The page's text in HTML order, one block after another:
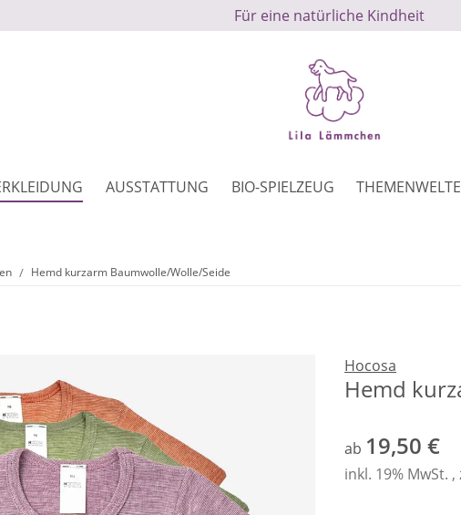
Für eine natürliche Kindheit
AUSSTATTUNG BIO-SPIELZEUG
Hemd kurzarm Baumwolle/Wolle/Seide
Hocosa
Hemd
ab 19,50 €
inkl. 19% MwSt. ,